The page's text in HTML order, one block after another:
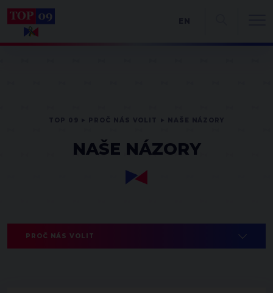
NAŠE NÁZORY
PROČ NÁS VOLIT